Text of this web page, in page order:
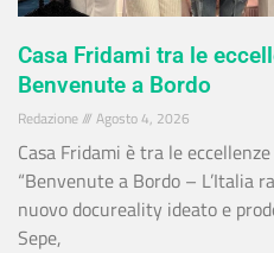
Casa Fridami tra le
Benvenute a Bordo
Redazione Agosto 4, 2026
Casa Fridami è tra le
“Benvenute a Bordo – L’Italia
nuovo docureality ideato e
Sepe,